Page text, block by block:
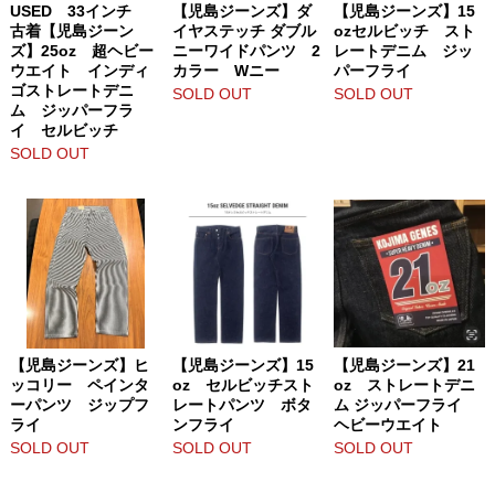
USED 33インチ
古着【児島ジーン
ズ】25oz 超ヘビー
ウエイト インディ
ゴストレートデニ
ム ジッパーフラ
イ セルビッチ
SOLD OUT
【児島ジーンズ】ダ
イヤステッチ ダブル
ニーワイドパンツ 2
カラー Wニー
SOLD OUT
【児島ジーンズ】15
ozセルビッチ スト
レートデニム ジッ
パーフライ
SOLD OUT
【児島ジーンズ】ヒ
ッコリー ペインタ
ーパンツ ジップフ
ライ
SOLD OUT
【児島ジーンズ】15
oz セルビッチスト
レートパンツ ボタ
ンフライ
SOLD OUT
【児島ジーンズ】21
oz ストレートデニ
ム ジッパーフライ
ヘビーウエイト
SOLD OUT